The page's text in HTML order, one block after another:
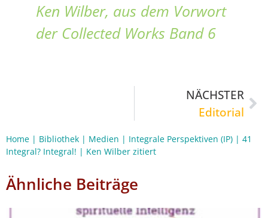
Ken Wilber, aus dem Vorwort
der Collected Works Band 6
NÄCHSTER
Editorial
Home | Bibliothek | Medien | Integrale Perspektiven (IP) | 41
Integral? Integral! | Ken Wilber zitiert
Ähnliche Beiträge